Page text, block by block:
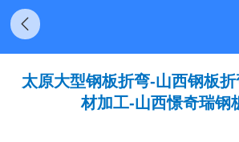
太原大型钢板折弯-山西钢板
材加工-山西憬奇瑞钢